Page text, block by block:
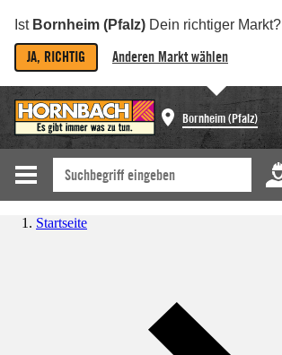
Ist Bornheim (Pfalz) Dein richtiger Markt?
JA, RICHTIG Anderen Markt wählen
Bornheim (Pfalz)
Startseite